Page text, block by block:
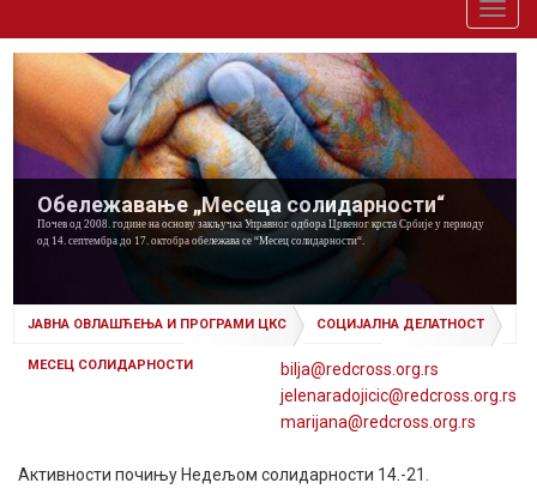
Обележавање „Месеца солидарности“
Почев од 2008. године на основу закључка Управног одбора Црвеног крста Србије у периоду
од 14. септембра до 17. октобра обележава се “Месец солидарности“.
ЈАВНА ОВЛАШЋЕЊА И ПРОГРАМИ ЦКС СОЦИЈАЛНА ДЕЛАТНОСТ
МЕСЕЦ СОЛИДАРНОСТИ bilja@redcross .org .rs
jelenaradojicic@redcross .org .rs
marijana@redcross .org .rs
Активности почињу Недељом солидарности 14.-21.